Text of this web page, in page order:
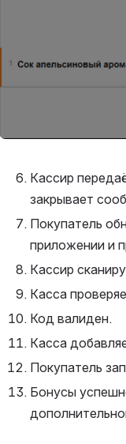
Кассир
закрывает
Покупатель
приложении и
Кассир
Касса
Код валиден.
Касса
Покупатель
Бонусы